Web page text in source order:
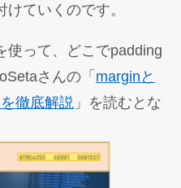
ていくのです。
使って、どこでpadding
さんの「 marginと
徹底解説 」を読むとな